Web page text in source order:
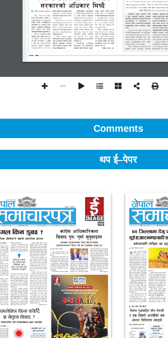
Comments
थप ई–पेपर